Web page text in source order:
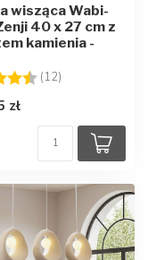
wisząca Wabi-
40 x 27 cm z
kamienia -
(12)
zł